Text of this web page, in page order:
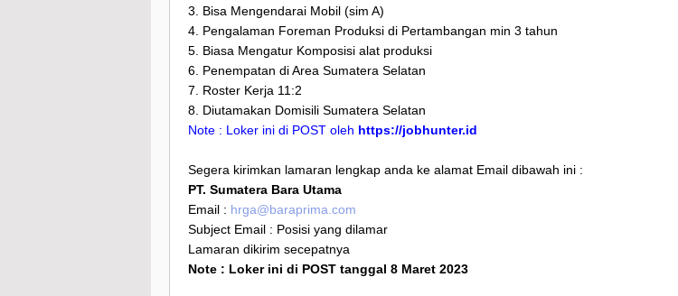
3. Bisa Mengendarai Mobil (sim A)
4. Pengalaman Foreman Produksi di Pertambangan min 3 tahun
5. Biasa Mengatur Komposisi alat produksi
6. Penempatan di Area Sumatera Selatan
7. Roster Kerja 11:2
8. Diutamakan Domisili Sumatera Selatan
Note : Loker ini di POST oleh https://jobhunter.id
Segera kirimkan lamaran lengkap anda ke alamat Email dibawah ini :
PT. Sumatera Bara Utama
Email : hrga@baraprima.com
Subject Email : Posisi yang dilamar
Lamaran dikirim secepatnya
Note : Loker ini di POST tanggal 8 Maret 2023